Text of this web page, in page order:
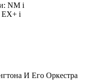
NM i
EX+ i
И Его Оркестра